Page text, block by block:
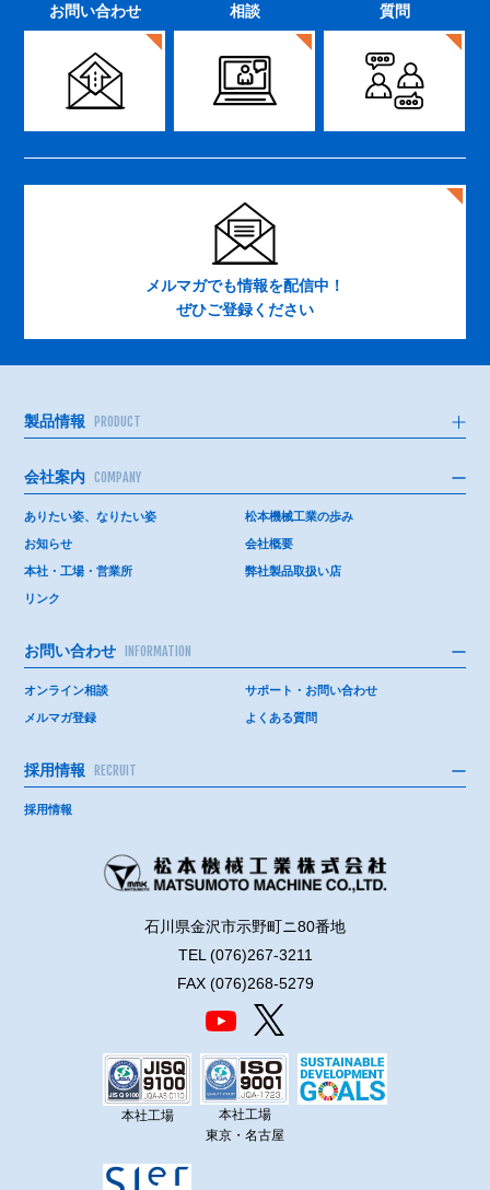
お問い合わせ
相談
質問
メルマガでも情報を配信中！
ぜひご登録ください
製品情報 PRODUCT
会社案内 COMPANY
ありたい姿、なりたい姿 松本機械工業の歩み
お知らせ 会社概要
本社・工場・営業所 弊社製品取扱い店
リンク
お問い合わせ INFORMATION
オンライン相談 サポート・お問い合わせ
メルマガ登録 よくある質問
採用情報 RECRUIT
採用情報
石川県金沢市示野町ニ80番地
TEL (076)267-3211
FAX (076)268-5279
本社工場
本社工場
東京・名古屋